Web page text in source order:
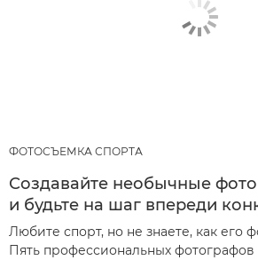
ФОТОСЪЕМКА СПОРТА
Создавайте необычные
и будьте на шаг впереди
Любите спорт, но не знаете, как его
Пять профессиональных фотографов